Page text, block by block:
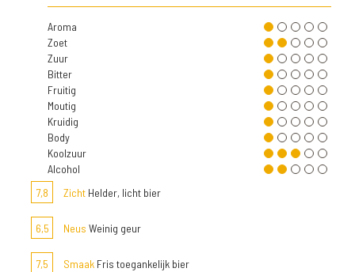
Aroma
Zoet
Zuur
Bitter
Fruitig
Moutig
Kruidig
Body
Koolzuur
Alcohol
7,8
Zicht Helder, licht bier
6,5 Neus Weinig geur
7,5 Smaak Fris toegankelijk bier